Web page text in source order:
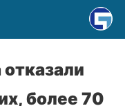
более 70